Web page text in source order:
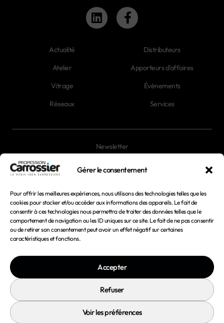
Gérer le consentement
Pour offrir les meilleures expériences, nous utilisons des technologies telles que les
cookies pour stocker et/ou accéder aux informations des appareils. Le fait de
consentir à ces technologies nous permettra de traiter des données telles que le
comportement de navigation ou les ID uniques sur ce site. Le fait de ne pas consentir
ou de retirer son consentement peut avoir un effet négatif sur certaines
caractéristiques et fonctions.
Accepter
Refuser
Voir les préférences
Actualité
Atelier
Vitrage
Réseaux
Distributeurs
Apporteurs d'affaires
Évènements
Services
Newsletter
Mentions légales
Conditions générales d'utilisation
Conditions générales de vente
Politique de cookies